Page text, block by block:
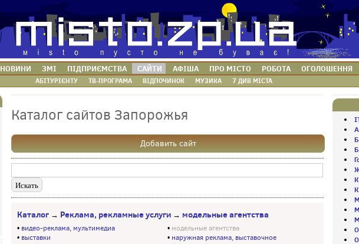
НОВИНИ ЗМІ ПІДПРИЄМСТВА САЙТИ АФІША ПРО МІСТО РОБОТА ОГОЛОШЕННЯ
АБІТУРІЄНТУ ТВ-ПРОГРАМА ВІДПОЧИНОК МУЗИКА 7 ДИВ МІСТА
Каталог сайтов Запорожья
Добавить сайт
Каталог → Реклама, рекламные услуги → модельные агентства
• видео-реклама, мультимедиа
• выставки
• модельные агентства
• наружная реклама, выставочное